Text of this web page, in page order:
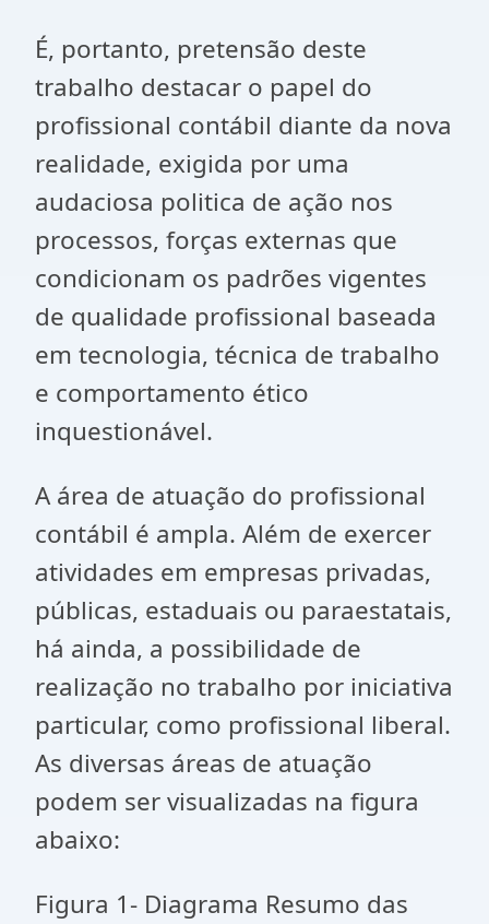
É, portanto, pretensão deste
trabalho destacar o papel do
profissional contábil diante da nova
realidade, exigida por uma
audaciosa politica de ação nos
processos, forças externas que
condicionam os padrões vigentes
de qualidade profissional baseada
em tecnologia, técnica de trabalho
e comportamento ético
inquestionável.
A área de atuação do profissional
contábil é ampla. Além de exercer
atividades em empresas privadas,
públicas, estaduais ou paraestatais,
há ainda, a possibilidade de
realização no trabalho por iniciativa
particular, como profissional liberal.
As diversas áreas de atuação
podem ser visualizadas na figura
abaixo:
Figura 1- Diagrama Resumo das